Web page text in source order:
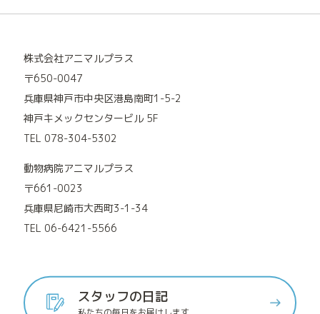
株式会社アニマルプラス
〒650-0047
兵庫県神戸市中央区港島南町1-5-2
神戸キメックセンタービル 5F
TEL 078-304-5302
動物病院アニマルプラス
〒661-0023
兵庫県尼崎市大西町3-1-34
TEL 06-6421-5566
スタッフの日記